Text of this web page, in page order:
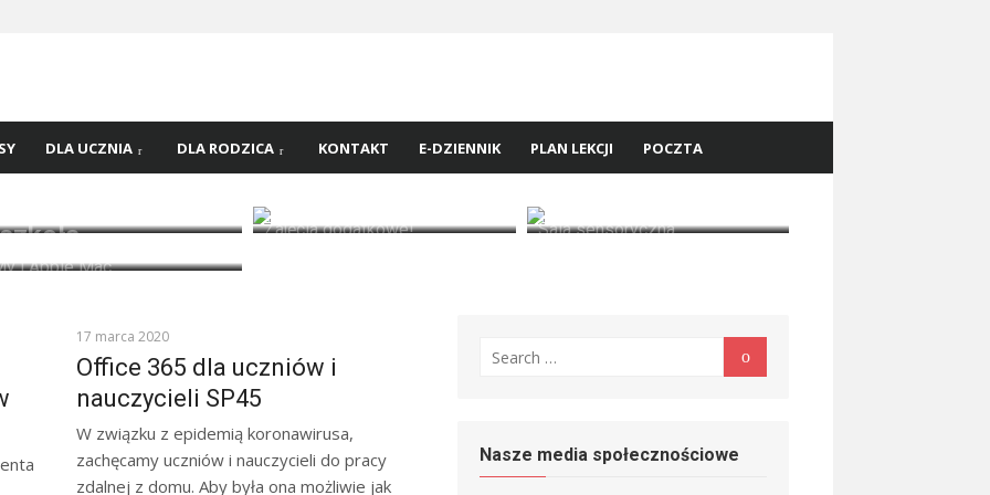
DLA UCZNIA DLA RODZICA KONTAKT E-DZIENNIK PLAN LEKCJI POCZTA
Zajęcia dodatkowe!
Sala sensoryczna
i Apple Mac
KOMUNIKATY
17 marca 2020
Office 365 dla uczniów i
nauczycieli SP45
W związku z epidemią koronawirusa,
zachęcamy uczniów i nauczycieli do pracy
zdalnej z domu. Aby była ona możliwie jak
for: Search
Nasze media społecznościowe